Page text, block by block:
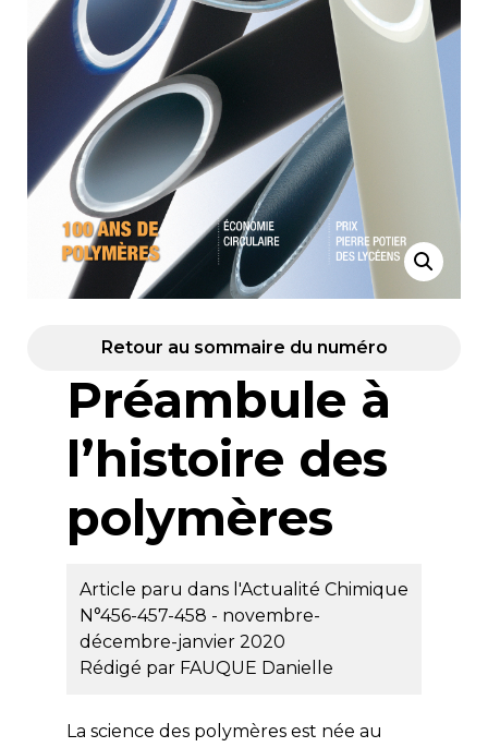
Retour au sommaire du numéro
Préambule à
l’histoire des
polymères
Article paru dans l'Actualité Chimique
N°456-457-458 - novembre-
décembre-janvier 2020
Rédigé par FAUQUE Danielle
La science des polymères est née au